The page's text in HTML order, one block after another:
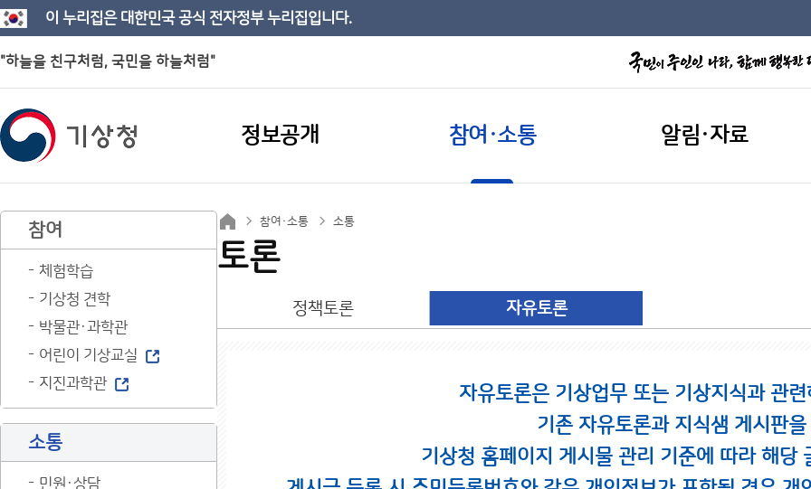
이 누리집은 대한민국 공식 전자정부 누리집입니다.
"하늘을 친구처럼, 국민을 하늘처럼"
정보공개 참여·소통 알림·자료
참여
체험학습
기상청 견학
박물관·과학관
어린이 기상교실
지진과학관
소통
민원·상담
참여·소통 소통
토론
정책토론 자유토론
자유토론은 기상업무 또는 기상지식과 관
기존 자유토론과 지식샘 게시판
기상청 홈페이지 게시물 관리 기준에 따라 해당